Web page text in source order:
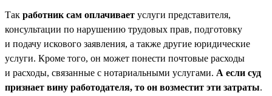
Так работник сам оплачивает услуги представителя,
консультации по нарушению трудовых прав, подготовку
и подачу искового заявления, а также другие юридические
услуги. Кроме того, он может понести почтовые расходы
и расходы, связанные с нотариальными услугами. А если суд
признает вину работодателя, то он возместит эти затраты.